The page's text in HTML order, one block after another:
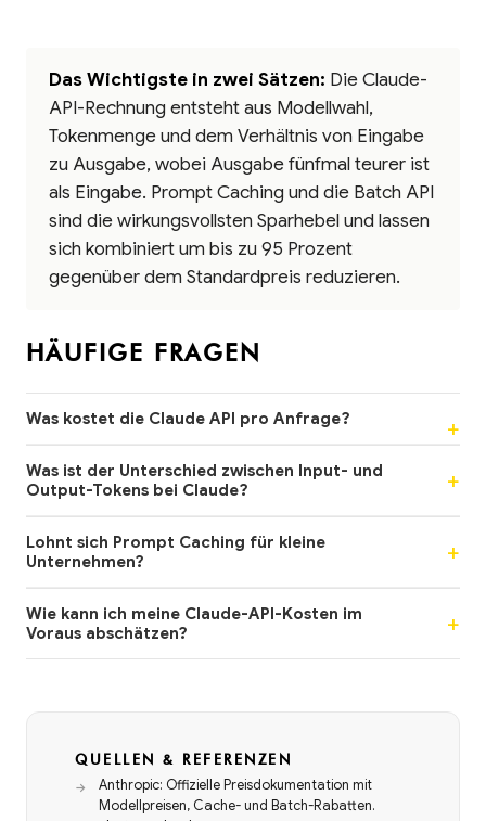
Das Wichtigste in zwei Sätzen: Die Claude-
API-Rechnung entsteht aus Modellwahl,
Tokenmenge und dem Verhältnis von Eingabe
zu Ausgabe, wobei Ausgabe fünfmal teurer ist
als Eingabe. Prompt Caching und die Batch API
sind die wirkungsvollsten Sparhebel und lassen
sich kombiniert um bis zu 95 Prozent
gegenüber dem Standardpreis reduzieren.
HÄUFIGE FRAGEN
Was kostet die Claude API pro Anfrage?
Was ist der Unterschied zwischen Input- und
Output-Tokens bei Claude?
Lohnt sich Prompt Caching für kleine
Unternehmen?
Wie kann ich meine Claude-API-Kosten im
Voraus abschätzen?
QUELLEN & REFERENZEN
Anthropic: Offizielle Preisdokumentation mit
Modellpreisen, Cache- und Batch-Rabatten.